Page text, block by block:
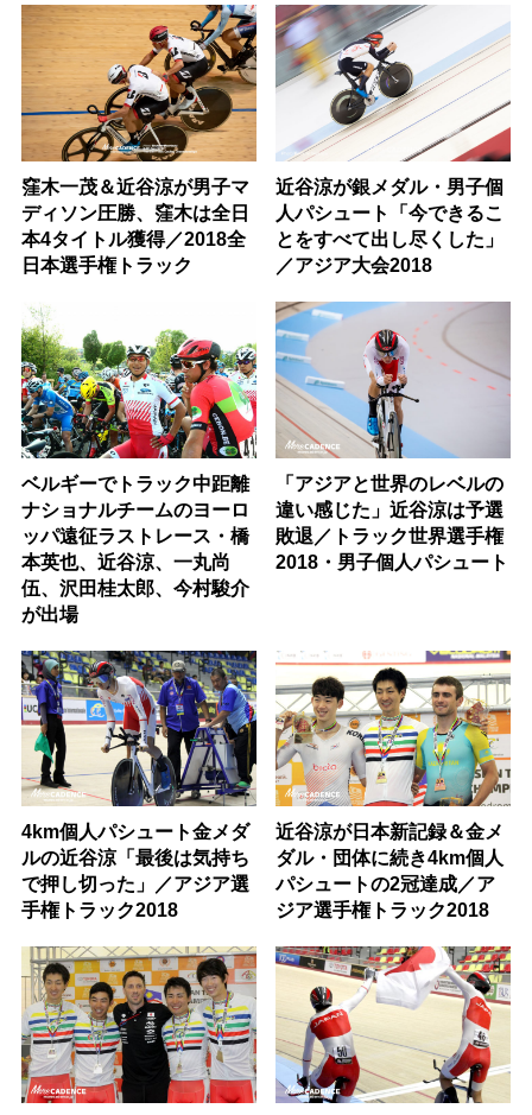
窪木一茂＆近谷涼が男子マ
ディソン圧勝、窪木は全日
本4タイトル獲得／2018全
日本選手権トラック
近谷涼が銀メダル・男子個
人パシュート「今できるこ
とをすべて出し尽くした」
／アジア大会2018
ベルギーでトラック中距離
ナショナルチームのヨーロ
ッパ遠征ラストレース・橋
本英也、近谷涼、一丸尚
伍、沢田桂太郎、今村駿介
が出場
「アジアと世界のレベルの
違い感じた」近谷涼は予選
敗退／トラック世界選手権
2018・男子個人パシュート
4km個人パシュート金メダ
ルの近谷涼「最後は気持ち
で押し切った」／アジア選
手権トラック2018
近谷涼が日本新記録＆金メ
ダル・団体に続き4km個人
パシュートの2冠達成／ア
ジア選手権トラック2018